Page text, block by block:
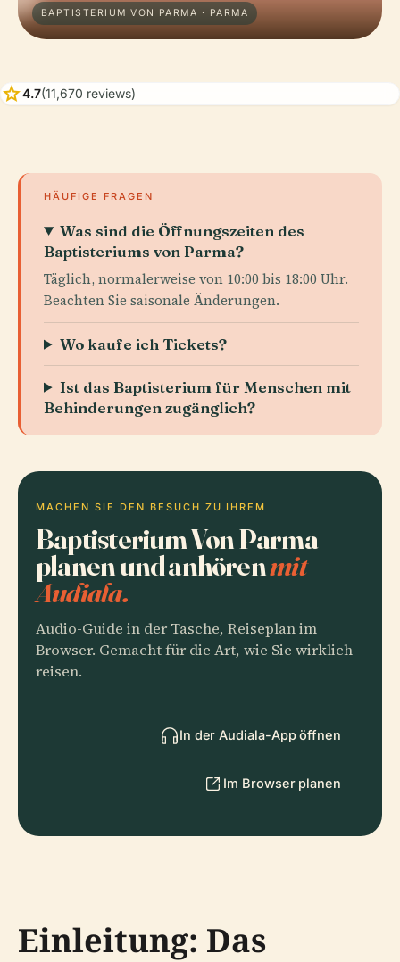
BAPTISTERIUM VON PARMA · PARMA
star4.7(11,670 reviews)
HÄUFIGE FRAGEN
Was sind die Öffnungszeiten des
Baptisteriums von Parma?
Täglich, normalerweise von 10:00 bis 18:00 Uhr.
Beachten Sie saisonale Änderungen.
Wo kaufe ich Tickets?
Ist das Baptisterium für Menschen mit
Behinderungen zugänglich?
MACHEN SIE DEN BESUCH ZU IHREM
Baptisterium Von Parma
planen und anhörenmit
Audiala.
Audio-Guide in der Tasche, Reiseplan im
Browser. Gemacht für die Art, wie Sie wirklich
reisen.
In der Audiala-App öffnen
Im Browser planen
Einleitung: Das